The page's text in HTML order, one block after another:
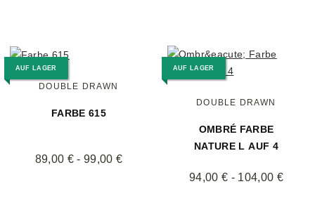
AUF LAGER
DOUBLE DRAWN
FARBE 615
89,00 € -99,00 €
AUF LAGER
DOUBLE DRAWN
OMBRÉ FARBE
NATURE L AUF 4
94,00 € - 104,00 €